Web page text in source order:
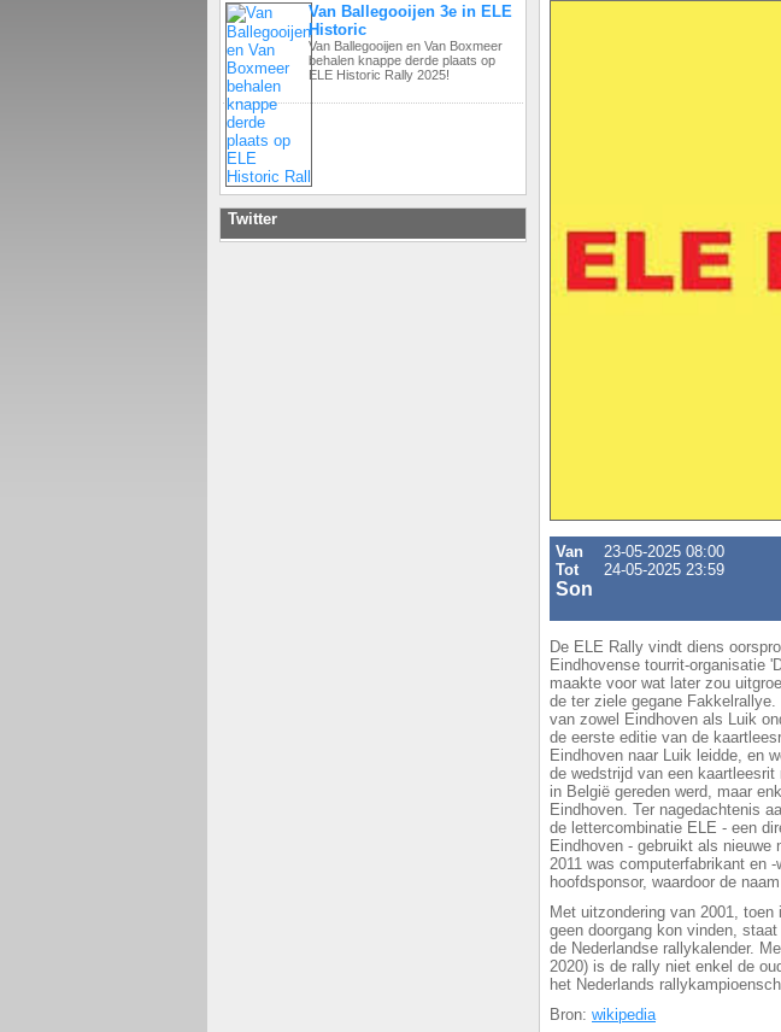
Van Ballegooijen 3e in ELE
Historic
Van Ballegooijen en Van Boxmeer
behalen knappe derde plaats op
ELE Historic Rally 2025!
Twitter
Van
23-05-2025 08:00
Tot
24-05-2025 23:59
Son
De ELE Rally vindt diens
Eindhovense tourrit-organisatie
maakte voor wat later zou
de ter ziele gegane
van zowel Eindhoven als Luik
de eerste editie van de
Eindhoven naar Luik leidde, en
de wedstrijd van een
in België gereden werd, maar
Eindhoven. Ter nagedachtenis
de lettercombinatie ELE - een
Eindhoven - gebruikt als nieuwe
2011 was computerfabrikant en
hoofdsponsor, waardoor de
Met uitzondering van 2001,
geen doorgang kon vinden,
de Nederlandse rallykalender.
2020) is de rally niet enkel de
het Nederlands
Bron: wikipedia